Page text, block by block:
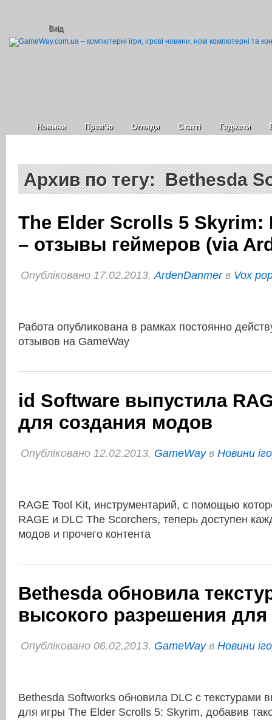
Вхід
Новини Прев’ю Огляди Статті Гаджети
Архив по тегу: Bethesda
The Elder Scrolls 5 Skyrim:
– отзывы геймеров (via
Опубліковано 17.02.2013,ArdenDanmerв Vox
Работа опубликована в рамках постоянно
отзывов на GameWay
id Software выпустила
для создания модов
Опубліковано 12.02.2013, GameWayв Новини
RAGE Tool Kit, инструментарий, с помощью
RAGE и DLC The Scorchers, теперь доступен
модов и прочего контента
Bethesda обновила
высокого разрешения
Опубліковано 06.02.2013, GameWayв Новини
Bethesda Softworks обновила DLC с текстурами
для игры The Elder Scrolls 5: Skyrim, добавив